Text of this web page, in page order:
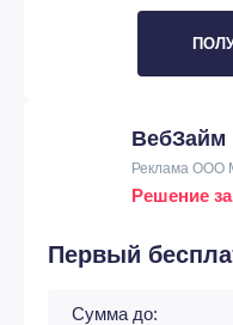
ВебЗайм
Реклама ООО
Решение
Первый
Сумма до: